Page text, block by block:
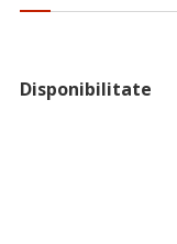
Disponibilitate